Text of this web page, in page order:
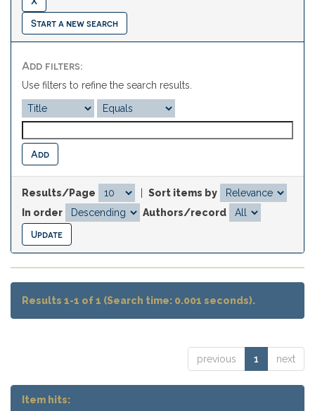
Start a new search
Add filters:
Use filters to refine the search results.
Results/Page
Sort items by
In order
Authors/record
Results 1-1 of 1 (Search time: 0.001 seconds).
previous 1 next
Item hits: